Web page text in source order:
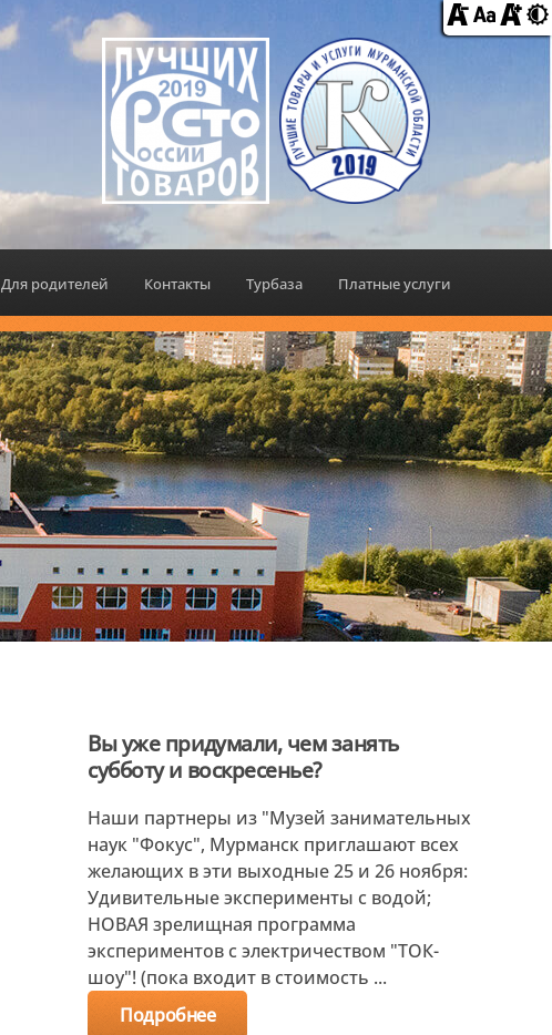
Для родителей Контакты Турбаза Платные услуги
Вы уже придумали, чем занять
субботу и воскресенье?
Наши партнеры из "Музей занимательных
наук "Фокус", Мурманск приглашают всех
желающих в эти выходные 25 и 26 ноября:
Удивительные эксперименты с водой;
НОВАЯ зрелищная программа
экспериментов с электричеством "ТОК-
шоу"! (пока входит в стоимость ...
Подробнее